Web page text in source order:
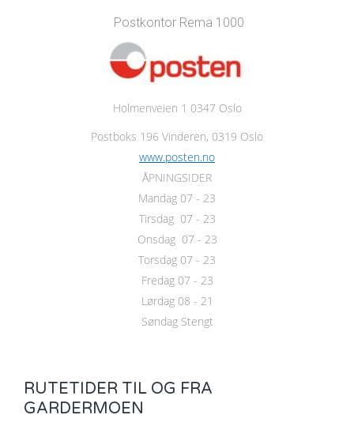
Postkontor Rema 1000
Holmenveien 1 0347 Oslo
Postboks 196 Vinderen, 0319 Oslo
www.posten.no
ÅPNINGSIDER
Mandag 07 - 23
Tirsdag 07 - 23
Onsdag 07 - 23
Torsdag 07 - 23
Fredag 07 - 23
Lørdag 08 - 21
Søndag Stengt
RUTETIDER TIL OG FRA
GARDERMOEN